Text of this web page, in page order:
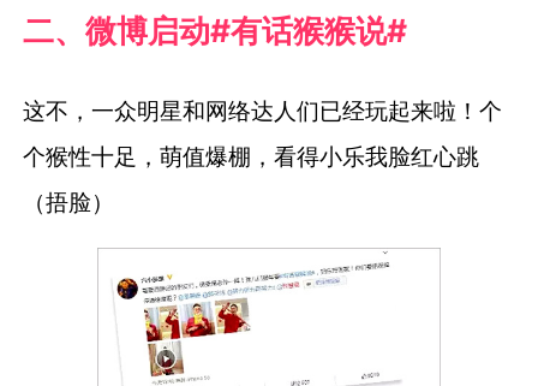
二、微博启动#有话猴猴说#
这不，一众明星和网络达人们已经玩起来啦！个
个猴性十足，萌值爆棚，看得小乐我脸红心跳
（捂脸）